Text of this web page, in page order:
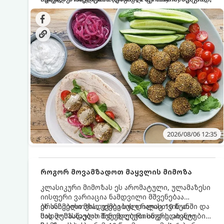
სალათებთან ერთად ან ტახინის (სესამის)
სოუსთან მირთმევისთვის.
იდეალურად შეინარჩუნოს და არ დაიშალოს.
დრო: 10–15 წუთი ულუფა: 20–24 ცალი ბურთულა
(4–6 პორცია)
2026/08/06 12:35
როგორ მოვამზადოთ მაყვლის მიმოზა
კლასიკური მიმოზას ეს არომატული, ულამაზესი
იისფერი ვარიაცია ნამდვილი მშვენებაა
ბრანჩებისთვის, უქმეების დილისთვის ან
სადღესასწაულო წვეულებებისთვის. ახალი
ეს სასმელი მზადდება სულ რაღაც 10 წუთში და
მის მომზადებას მინიმალური ინგრედიენტები